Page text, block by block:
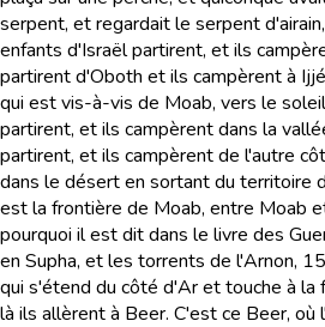
serpent, et regardait le serpent
enfants d'Israël partirent, et ils
partirent d'Oboth et ils campèrent à
qui est vis-à-vis de Moab, vers le
partirent, et ils campèrent dans la
partirent, et ils campèrent de l'autre
dans le désert en sortant du territoire
est la frontière de Moab, entre Moab
pourquoi il est dit dans le livre des
en Supha, et les torrents de l'Arnon, 15
qui s'étend du côté d'Ar et touche à la
là ils allèrent à Beer. C'est ce Beer,